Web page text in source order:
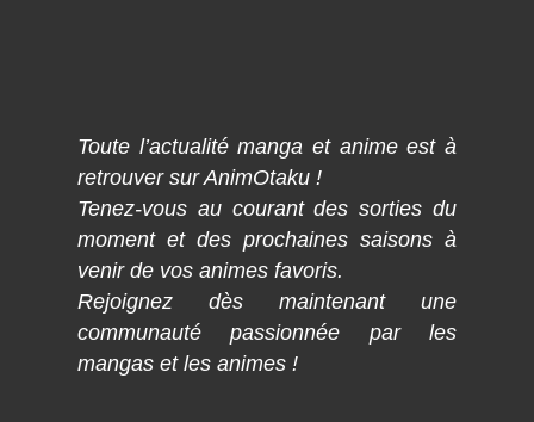
Toute l’actualité manga et anime est à
retrouver sur AnimOtaku !
Tenez-vous au courant des sorties du
moment et des prochaines saisons à
venir de vos animes favoris.
Rejoignez dès maintenant une
communauté passionnée par les
mangas et les animes !